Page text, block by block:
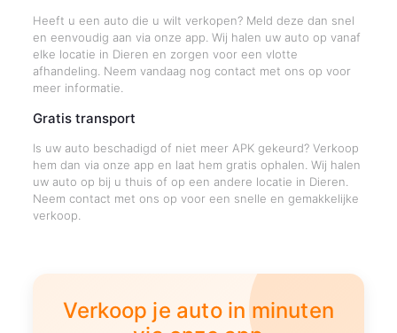
Heeft u een auto die u wilt verkopen? Meld deze dan snel
en eenvoudig aan via onze app. Wij halen uw auto op vanaf
elke locatie in Dieren en zorgen voor een vlotte
afhandeling. Neem vandaag nog contact met ons op voor
meer informatie.
Gratis transport
Is uw auto beschadigd of niet meer APK gekeurd? Verkoop
hem dan via onze app en laat hem gratis ophalen. Wij halen
uw auto op bij u thuis of op een andere locatie in Dieren.
Neem contact met ons op voor een snelle en gemakkelijke
verkoop.
Verkoop je auto in minuten